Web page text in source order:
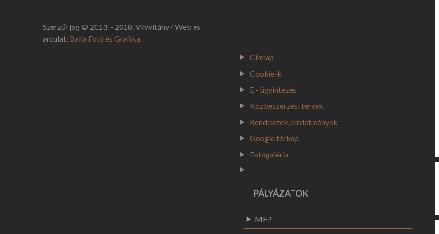
Szerzői jog © 2013. - 2018. Vilyvitány / Web és
arculat: Balla Fotó és Grafika
Címlap
Cookie-k
E - ügyintézés
Közbeszerzési tervek
Rendeletek, hírdetmények
Google térkép
Fotógaléria
PÁLYÁZATOK
MFP